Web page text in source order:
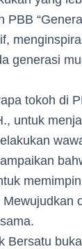
PBB
generasi
tokoh di
untuk
Bersatu